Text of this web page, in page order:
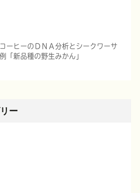
ーヒーのＤＮＡ分析とシークワーサ
「新品種の野生みかん」
ー